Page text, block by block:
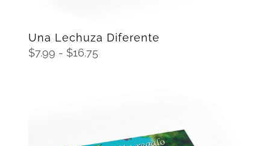
Una Lechuza Diferente
$7.99 - $16.75Rango
hasta